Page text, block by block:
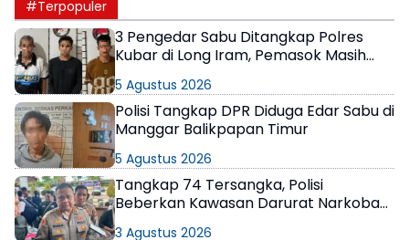
#Terpopuler
3 Pengedar Sabu Ditangkap Polres
Kubar di Long Iram, Pemasok Masih
5 Agustus 2026
Polisi Tangkap DPR Diduga Edar Sabu di
Manggar Balikpapan Timur
5 Agustus 2026
Tangkap 74 Tersangka, Polisi
Beberkan Kawasan Darurat Narkoba
3 Agustus 2026